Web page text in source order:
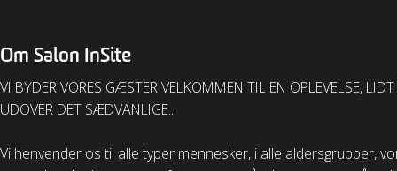
Om Salon InSite
VI BYDER VORES GÆSTER VELKOMMEN TIL EN OPLEVELSE, LIDT
UDOVER DET SÆDVANLIGE..
Vi henvender os til alle typer mennesker, i alle aldersgrupper,